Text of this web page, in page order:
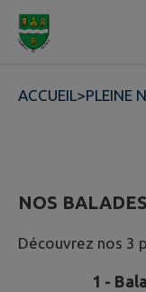
Contenu
ACCUEIL>PLEINE
NOS
Découvrez nos 3
1 -